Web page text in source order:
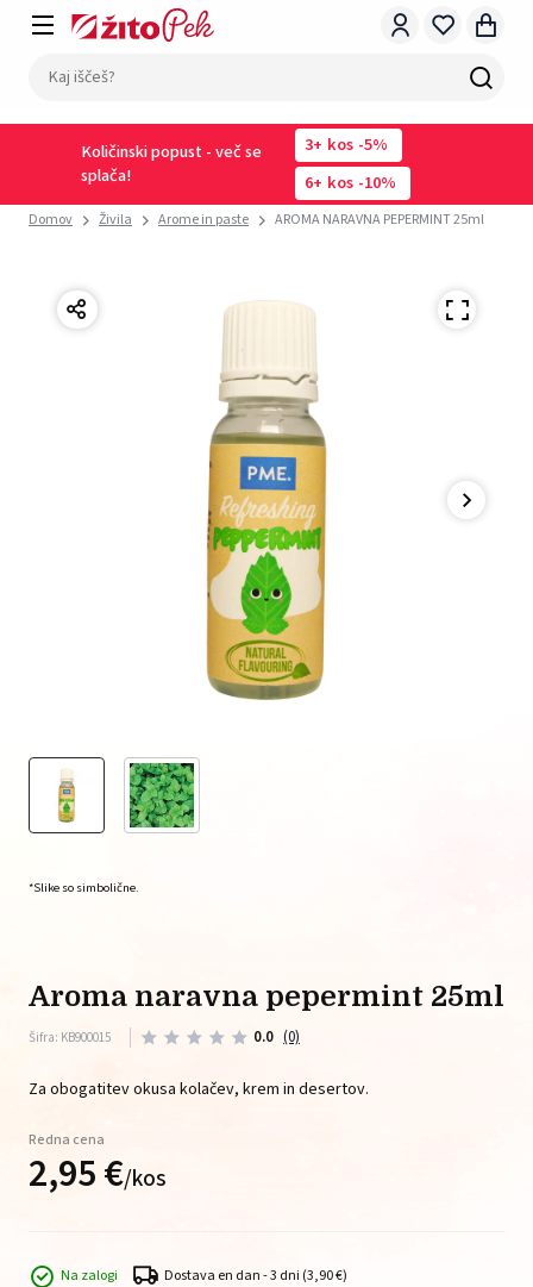
Količinski popust - več se
splača!
3 kos -5%
6
kos -10%
Domov Živila Arome in paste AROMA NARAVNA PEPERMINT 25ml
*Slike so simbolične.
aroma naravna pepermint 25ml
Šifra: KB900015 0.0 (0)
Za obogatitev okusa kolačev, krem in desertov.
Redna cena
2,95€/kos
Na zalogi Dostava en dan - 3 dni (3,90 €)